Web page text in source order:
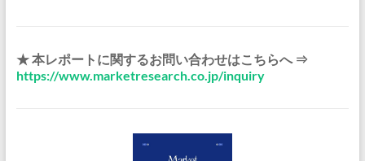
★ 本レポートに関するお問い合わせはこちらへ ⇒
https://www.marketresearch.co.jp/inquiry